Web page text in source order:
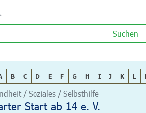
Suchen
B C D E F G H I J K L
/ Soziales / Selbsthilfe
Start ab 14 e. V.